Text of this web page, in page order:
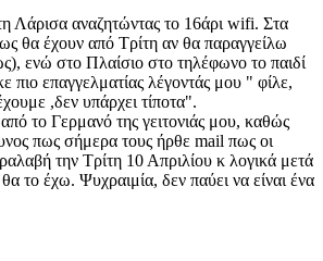
Λάρισα αναζητώντας το 16άρι wifi. Στα
θα έχουν από Τρίτη αν θα παραγγείλω
ενώ στο Πλαίσιο στο τηλέφωνο το παιδί
πιο επαγγελματίας λέγοντάς μου " φίλε,
,δεν υπάρχει τίποτα".
το Γερμανό της γειτονιάς μου, καθώς
πως σήμερα τους ήρθε mail πως οι
την Τρίτη 10 Απριλίου κ λογικά μετά
το έχω. Ψυχραιμία, δεν παύει να είναι ένα